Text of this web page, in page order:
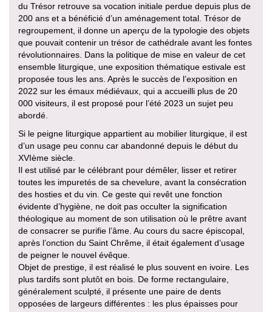
du Trésor retrouve sa vocation initiale perdue depuis plus de
200 ans et a bénéficié d’un aménagement total. Trésor de
regroupement, il donne un aperçu de la typologie des objets
que pouvait contenir un trésor de cathédrale avant les fontes
révolutionnaires. Dans la politique de mise en valeur de cet
ensemble liturgique, une exposition thématique estivale est
proposée tous les ans. Après le succès de l’exposition en
2022 sur les émaux médiévaux, qui a accueilli plus de 20
000 visiteurs, il est proposé pour l’été 2023 un sujet peu
abordé.
Si le peigne liturgique appartient au mobilier liturgique, il est
d’un usage peu connu car abandonné depuis le début du
XVIème siècle.
Il est utilisé par le célébrant pour démêler, lisser et retirer
toutes les impuretés de sa chevelure, avant la consécration
des hosties et du vin. Ce geste qui revêt une fonction
évidente d’hygiène, ne doit pas occulter la signification
théologique au moment de son utilisation où le prêtre avant
de consacrer se purifie l’âme. Au cours du sacre épiscopal,
après l’onction du Saint Chrême, il était également d’usage
de peigner le nouvel évêque.
Objet de prestige, il est réalisé le plus souvent en ivoire. Les
plus tardifs sont plutôt en bois. De forme rectangulaire,
généralement sculpté, il présente une paire de dents
opposées de largeurs différentes : les plus épaisses pour